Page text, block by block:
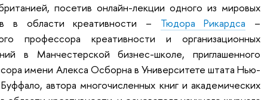
посетив онлайн-лекции одного из мировых
в области креативности – Тюдора Рикардса –
профессора креативности и организационных
в Манчестерской бизнес-школе, приглашенного
имени Алекса Осборна в Университете штата Нью-
автора многочисленных книг и академических